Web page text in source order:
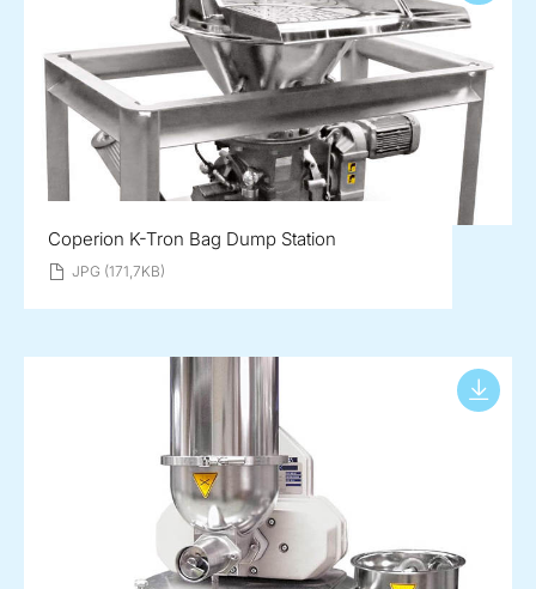
Coperion K-Tron Bag Dump Station
JPG (171,7KB)